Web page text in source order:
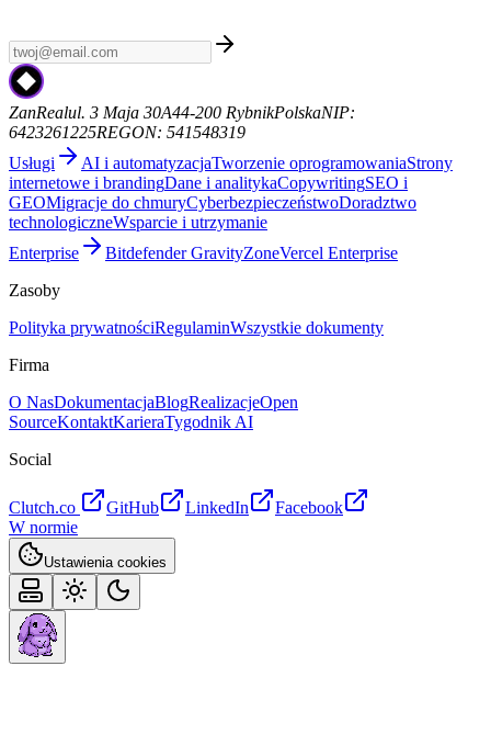
ZanRealul. 3 Maja 30A44-200 RybnikPolskaNIP:
6423261225REGON: 541548319
Usługi
AI i automatyzacjaTworzenie oprogramowaniaStrony
internetowe i brandingDane i analitykaCopywritingSEO i
GEOMigracje do chmuryCyberbezpieczeństwoDoradztwo
technologiczneWsparcie i utrzymanie
Enterprise
Bitdefender GravityZoneVercel Enterprise
Zasoby
Polityka prywatnościRegulaminWszystkie dokumenty
Firma
O NasDokumentacjaBlogRealizacjeOpen
SourceKontaktKarieraTygodnik AI
Social
Clutch.co GitHub LinkedIn
Facebook
W normie
Ustawienia cookies